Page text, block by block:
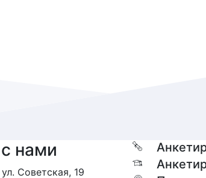
нами
Советская, 19